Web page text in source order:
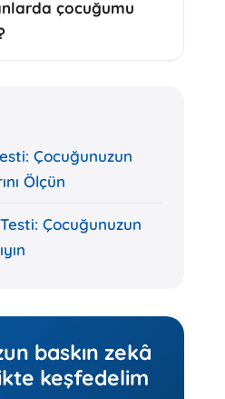
çocuğumu
Çocuğunuzun
Ölçün
Çocuğunuzun
baskın zekâ
keşfedelim